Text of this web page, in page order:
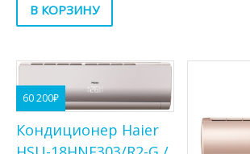
В КОРЗИНУ
60 200₽
Кондиционер Haier